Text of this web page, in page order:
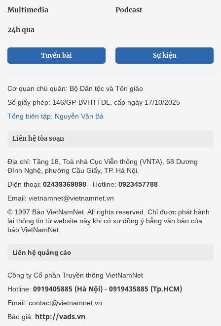
Multimedia Podcast
24h qua
Tuyến bài Sự kiện
Cơ quan chủ quản: Bộ Dân tộc và Tôn giáo
Số giấy phép: 146/GP-BVHTTDL, cấp ngày 17/10/2025
Tổng biên tập: Nguyễn Văn Bá
Liên hệ tòa soạn
Địa chỉ: Tầng 18, Toà nhà Cục Viễn thông (VNTA), 68 Dương
Đình Nghệ, phường Cầu Giấy, TP. Hà Nội.
Điện thoại: 02439369898 - Hotline: 0923457788
Email: vietnamnet@vietnamnet.vn
© 1997 Báo VietNamNet. All rights reserved. Chỉ được phát hành
lại thông tin từ website này khi có sự đồng ý bằng văn bản của
báo VietNamNet.
Liên hệ quảng cáo
Công ty Cổ phần Truyền thông VietNamNet
Hotline: 0919405885 (Hà Nội) - 0919435885 (Tp.HCM)
Email: contact@vietnamnet.vn
Báo giá: http://vads.vn